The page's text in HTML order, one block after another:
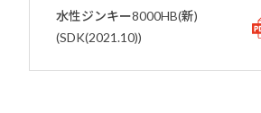
水性ジンキー8000HB(新)
(SDK(2021.10))